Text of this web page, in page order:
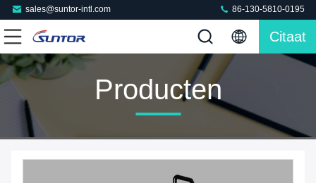
sales@suntor-intl.com 86-130-5810-0195
Citaat
Producten